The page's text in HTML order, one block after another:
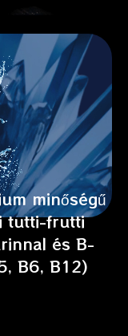
minőségű
tutti-frutti
és B-
B6, B12)